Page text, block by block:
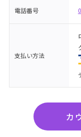
電話番号
支払い方法
カ